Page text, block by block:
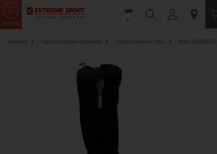
МЕНЮ
Начало Туристическо облекло Туристически гети Гети ТАШЕВ